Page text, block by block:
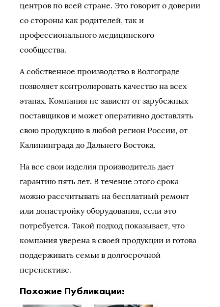
центров по всей стране. Это говорит о доверии
со стороны как родителей, так и
профессионального медицинского
сообщества.
А собственное производство в Волгограде
позволяет контролировать качество на всех
этапах. Компания не зависит от зарубежных
поставщиков и может оперативно доставлять
свою продукцию в любой регион России, от
Калининграда до Дальнего Востока.
На все свои изделия производитель дает
гарантию пять лет. В течение этого срока
можно рассчитывать на бесплатный ремонт
или донастройку оборудования, если это
потребуется. Такой подход показывает, что
компания уверена в своей продукции и готова
поддерживать семьи в долгосрочной
перспективе.
Похожие Публикации: